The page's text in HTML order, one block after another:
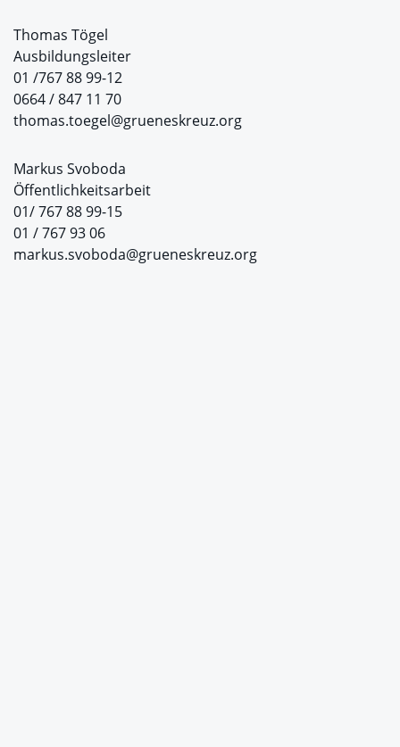
Thomas Tögel
Ausbildungsleiter
01 /767 88 99-12
0664 / 847 11 70
thomas.toegel@grueneskreuz.org
Markus Svoboda
Öffentlichkeitsarbeit
01/ 767 88 99-15
01 / 767 93 06
markus.svoboda@grueneskreuz.org